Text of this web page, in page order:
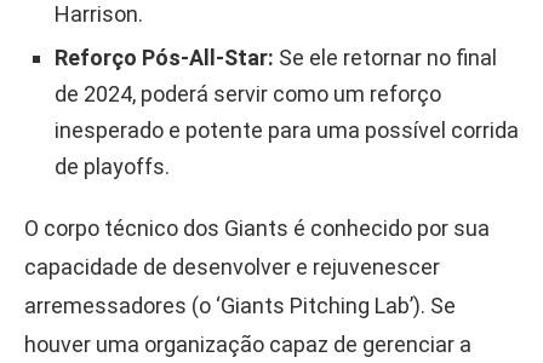
Harrison.
Reforço Pós-All-Star: Se ele retornar no final
de 2024, poderá servir como um reforço
inesperado e potente para uma possível corrida
de playoffs.
O corpo técnico dos Giants é conhecido por sua
capacidade de desenvolver e rejuvenescer
arremessadores (o ‘Giants Pitching Lab’). Se
houver uma organização capaz de gerenciar a